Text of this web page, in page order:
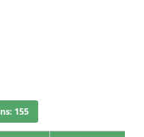
155